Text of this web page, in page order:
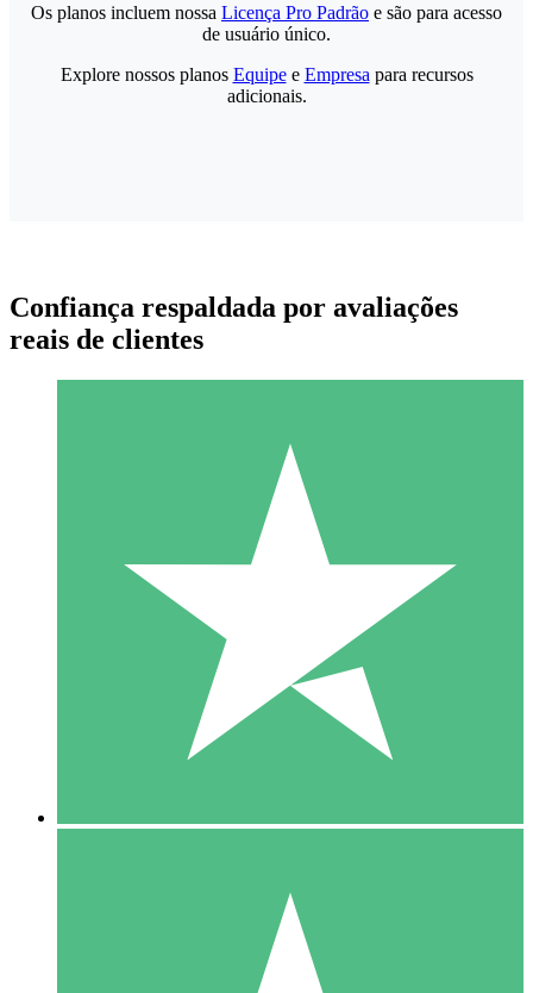
Pacotes de Créditos Individuais
Pague conforme o uso com créditos de download. Sem
1000
10 Downloads
20 00
Os planos incluem nossa Licença Pro Padrão e são para acesso
de usuário único.
Explore nossos planos Equipee Empresa para recursos
adicionais.
Confiança respaldada por avaliações
reais de clientes